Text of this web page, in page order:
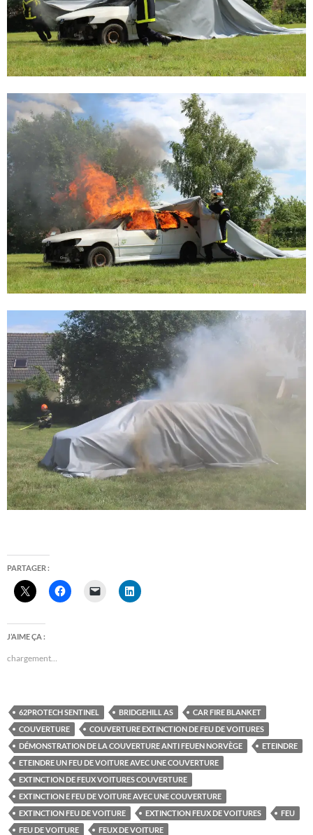
PARTAGER :
J’AIME ÇA :
chargement…
62PROTECH SENTINEL BRIDGEHILL AS
CAR FIRE BLANKET
COUVERTURE
COUVERTURE EXTINCTION DE FEU DE VOITURES
DÉMONSTRATION DE LA COUVERTURE ANTI FEUEN NORVÈGE
ETEINDRE
ETEINDRE UN FEU DE VOITURE AVEC UNE COUVERTURE
EXTINCTION DE FEUX VOITURES COUVERTURE
EXTINCTION E FEU DE VOITURE AVEC UNE COUVERTURE
EXTINCTION FEU DE VOITURE
EXTINCTION FEUX DE VOITURES
FEU
FEU DE VOITURE
FEUX DE VOITURE